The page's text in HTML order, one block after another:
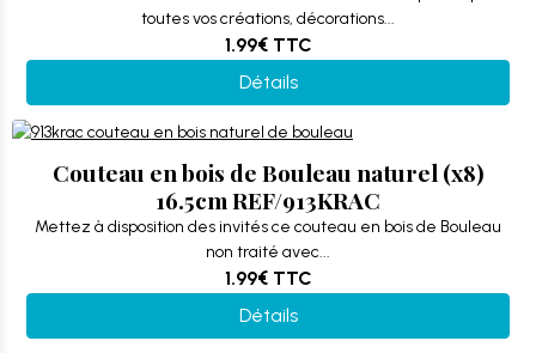
toutes vos créations, décorations...
1.99€ TTC
Détails
Couteau en bois de Bouleau naturel (x8)
16.5cm REF/913KRAC
Mettez à disposition des invités ce couteau en bois de Bouleau
non traité avec...
1.99€ TTC
Détails